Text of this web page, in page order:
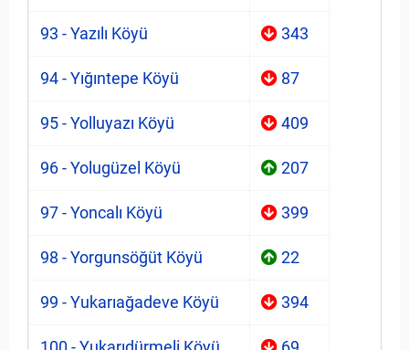
93 - Yazılı Köyü 343
94 - Yığıntepe Köyü 87
95 - Yolluyazı Köyü 409
96 - Yolugüzel Köyü 207
97 - Yoncalı Köyü 399
98 - Yorgunsöğüt Köyü 22
99 - Yukarıağadeve Köyü 394